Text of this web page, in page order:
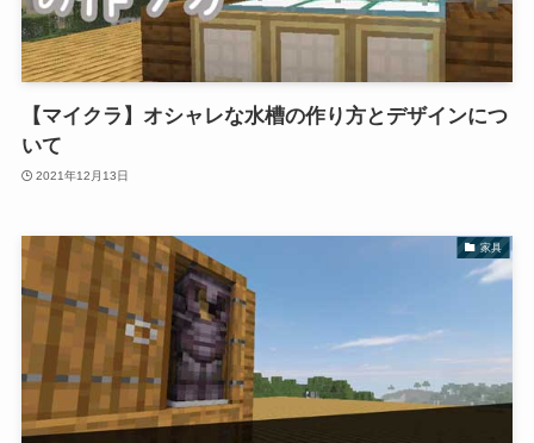
【マイクラ】オシャレな水槽の作り方とデザインにつ
いて
2021年12月13日
家具